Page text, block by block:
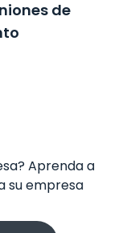
de
Aprenda a
su empresa